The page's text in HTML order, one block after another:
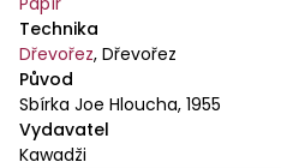
Technika
Dřevořez, Dřevořez
Původ
Sbírka Joe Hloucha, 1955
Vydavatel
Kawadži